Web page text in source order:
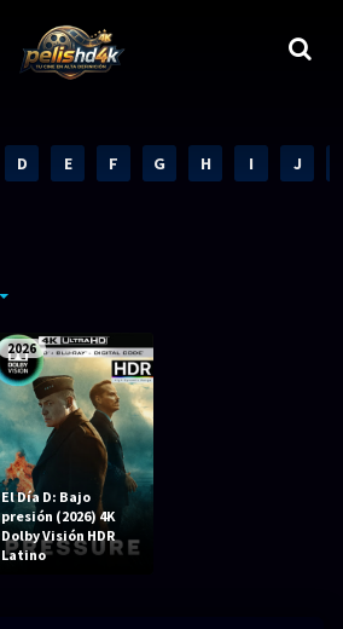
1080p Full HD
1080p REMUX
Animación
D E F G H I J
2026
El Día D: Bajo
presión (2026) 4K
Dolby Visión HDR
Latino